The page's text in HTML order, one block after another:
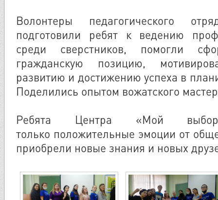
Волонтеры педагогического
подготовили ребят к ведению
среди сверстников, помогли
гражданскую позицию,
развитию и достижению успеха в
Поделились опытом вожатского
Ребята Центра «Мой
только положительные эмоции от
приобрели новые знания и новых